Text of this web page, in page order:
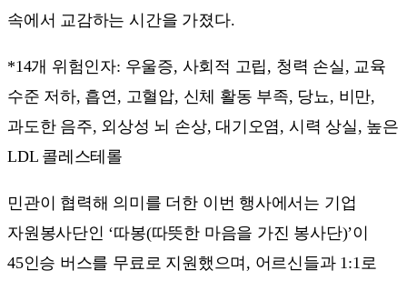
속에서 교감하는 시간을 가졌다.
*14개 위험인자: 우울증, 사회적 고립, 청력 손실, 교육
수준 저하, 흡연, 고혈압, 신체 활동 부족, 당뇨, 비만,
과도한 음주, 외상성 뇌 손상, 대기오염, 시력 상실, 높은
LDL 콜레스테롤
민관이 협력해 의미를 더한 이번 행사에서는 기업
자원봉사단인 ‘따봉(따뜻한 마음을 가진 봉사단)’이
45인승 버스를 무료로 지원했으며, 어르신들과 1:1로